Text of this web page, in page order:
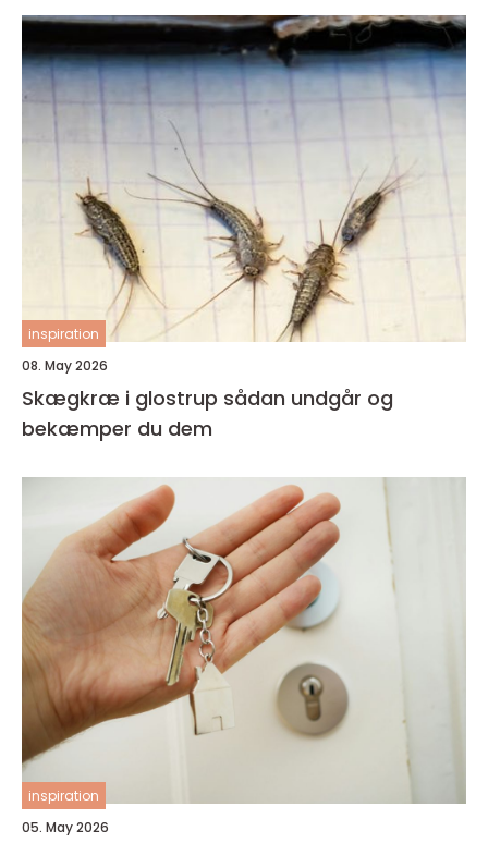
inspiration
08. May 2026
Skægkræ i glostrup sådan undgår og
bekæmper du dem
inspiration
05. May 2026